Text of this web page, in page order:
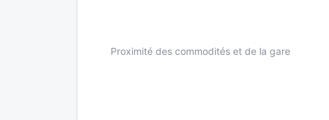
Proximité des commodités et de la gare